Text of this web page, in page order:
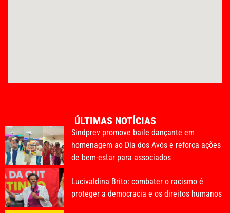
ÚLTIMAS NOTÍCIAS
Sindprev promove baile dançante em
homenagem ao Dia dos Avós e reforça ações
de bem-estar para associados
Lucivaldina Brito: combater o racismo é
proteger a democracia e os direitos humanos